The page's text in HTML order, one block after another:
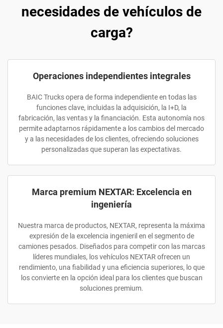
necesidades de vehículos de
carga?
Operaciones independientes integrales
BAIC Trucks opera de forma independiente en todas las
funciones clave, incluidas la adquisición, la I+D, la
fabricación, las ventas y la financiación. Esta autonomía nos
permite adaptarnos rápidamente a los cambios del mercado
y a las necesidades de los clientes, ofreciendo soluciones
personalizadas que superan las expectativas.
Marca premium NEXTAR: Excelencia en
ingeniería
Nuestra marca de productos, NEXTAR, representa la máxima
expresión de la excelencia ingenieril en el segmento de
camiones pesados. Diseñados para competir con las marcas
líderes mundiales, los vehículos NEXTAR ofrecen un
rendimiento, una fiabilidad y una eficiencia superiores, lo que
los convierte en la opción ideal para los clientes que buscan
soluciones premium.